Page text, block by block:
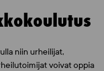
niin urheilijat,
voivat oppia